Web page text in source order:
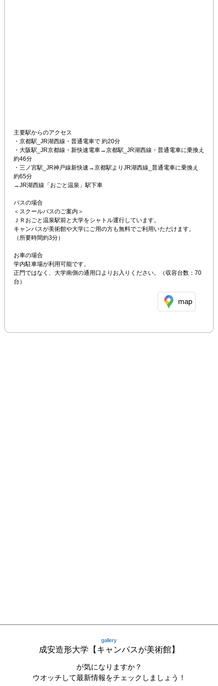
主要駅からのアクセス
・京都駅_JR湖西線・普通電車で 約20分
・大阪駅_JR京都線・新快速電車→京都駅_JR湖西線・普通電車に乗換え
約46分
・三ノ宮駅_JR神戸線新快速→京都駅よりJR湖西線_普通電車に乗換え
約65分
→JR湖西線「おごと温泉」駅下車
バスの場合
＜スクールバスのご案内＞
ＪＲおごと温泉駅前と大学をシャトル運行しています。
キャンパスが美術館や大学にご用の方も無料でご利用いただけます。
（所要時間約3分）
お車の場合
学内駐車場が利用可能です。
正門ではなく、大学南側の通用口よりお入りください。（収容台数：70
台）
map
gallery
成安造形大学【キャンパスが美術館】
が気になりますか？
ウオッチして最新情報をチェックしましょう！